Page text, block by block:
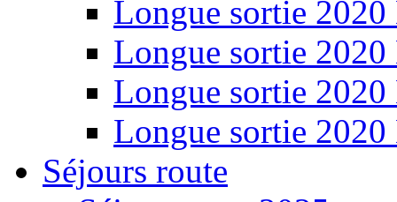
Longue sortie 2020
Longue sortie 2020
Longue sortie 2020
Longue sortie 2020
Séjours route